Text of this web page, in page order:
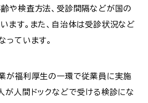
や検査方法、受診間隔などが国の
ます。また、自治体は受診状況など
っています。
が福利厚生の一環で従業員に実施
が人間ドックなどで受ける検診にな